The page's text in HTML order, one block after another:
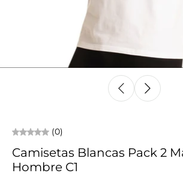
(0)
Camisetas Blancas Pack 2
Hombre C1